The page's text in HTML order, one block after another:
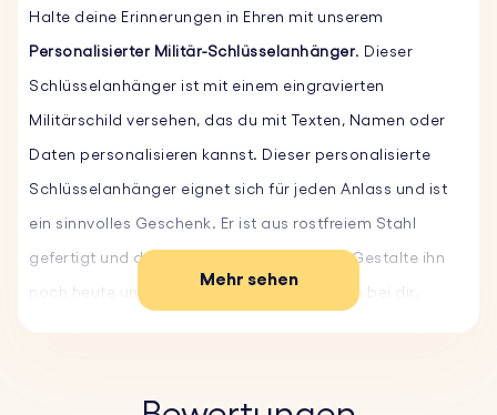
Halte deine Erinnerungen in Ehren mit unserem
Personalisierter Militär-Schlüsselanhänger. Dieser
Schlüsselanhänger ist mit einem eingravierten
Militärschild versehen, das du mit Texten, Namen oder
Daten personalisieren kannst. Dieser personalisierte
Schlüsselanhänger eignet sich für jeden Anlass und ist
ein sinnvolles Geschenk. Er ist aus rostfreiem Stahl
gefertigt und daher robust und langlebig. Gestalte ihn
noch heute und behalte deine Erinnerungen bei dir.
Mehr sehen